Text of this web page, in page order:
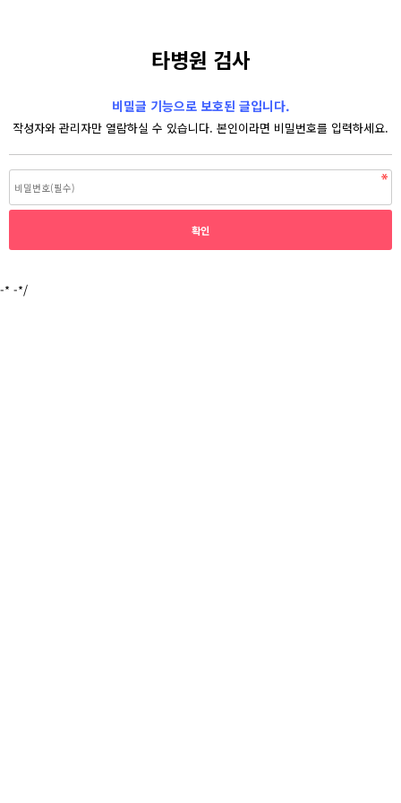
타병원 검사
비밀글 기능으로 보호된 글입니다.
작성자와 관리자만 열람하실 수 있습니다. 본인이라면 비밀번호를 입력하세요.
-* -*/